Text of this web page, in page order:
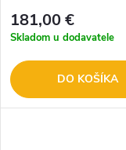
181,00 €
Skladom u dodavatele
DO KOŠÍKA